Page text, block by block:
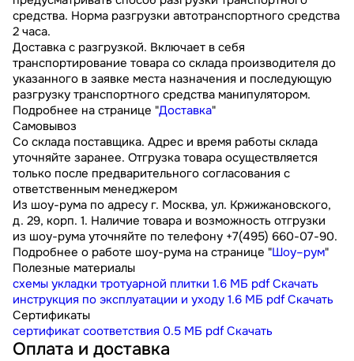
средства. Норма разгрузки автотранспортного средства
2 часа.
Доставка с разгрузкой. Включает в себя
транспортирование товара со склада производителя до
указанного в заявке места назначения и последующую
разгрузку транспортного средства манипулятором.
Подробнее на странице "Доставка"
Самовывоз
Со склада поставщика. Адрес и время работы склада
уточняйте заранее. Отгрузка товара осуществляется
только после предварительного согласования с
ответственным менеджером
Из шоу-рума по адресу г. Москва, ул. Кржижановского,
д. 29, корп. 1. Наличие товара и возможность отгрузки
из шоу-рума уточняйте по телефону +7(495) 660-07-90.
Подробнее о работе шоу-рума на странице "Шоу–рум"
Полезные материалы
схемы укладки тротуарной плитки 1.6 МБ pdf Скачать
инструкция по эксплуатации и уходу 1.6 МБ pdf Скачать
Сертификаты
сертификат соответствия 0.5 МБ pdf Скачать
Оплата и доставка